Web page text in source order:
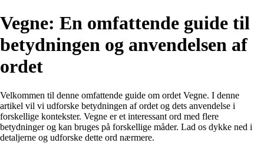
Vegne: En omfattende guide til
betydningen og anvendelsen af
ordet
Velkommen til denne omfattende guide om ordet Vegne. I denne
artikel vil vi udforske betydningen af ordet og dets anvendelse i
forskellige kontekster. Vegne er et interessant ord med flere
betydninger og kan bruges på forskellige måder. Lad os dykke ned i
detaljerne og udforske dette ord nærmere.